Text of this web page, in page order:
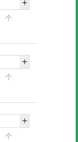
+
个
+
个
+
个